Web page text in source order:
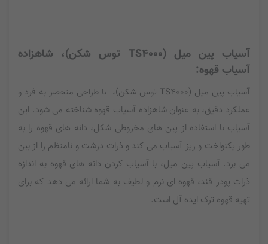
آسیاب پین میل (TS4000 توس شکن)، شاهزاده
آسیاب قهوه:
آسیاب پین میل (TS4000 توس شکن)، با طراحی منحصر به فرد و
عملکرد دقیق، به عنوان شاهزاده آسیاب قهوه شناخته می شود. این
آسیاب با استفاده از پین های مخروطی شکل، دانه های قهوه را به
طور یکنواخت و ریز آسیاب می کند و ذرات درشت و نامنظم را از بین
می برد. آسیاب پین میل، با آسیاب کردن دانه های قهوه به اندازه
ذرات پودر قند، قهوه ای نرم و لطیف به شما ارائه می دهد که برای
تهیه قهوه ترک ایده آل است.